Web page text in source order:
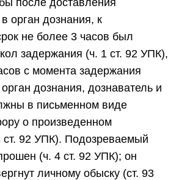
после доставления
орган дознания, к
не более 3 часов был
задержания (ч. 1 ст. 92 УПК),
с момента задержания
дознания, дознаватель и
в письменном виде
о произведенном
ст. 92 УПК). Подозреваемый
(ч. 4 ст. 92 УПК); он
личному обыску (ст. 93